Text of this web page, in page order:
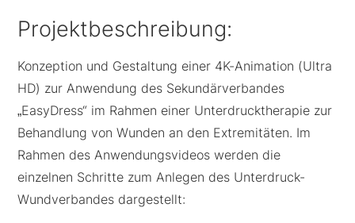
Projektbeschreibung:
Konzeption und Gestaltung einer 4K-Animation (Ultra
HD) zur Anwendung des Sekundärverbandes
„EasyDress“ im Rahmen einer Unterdrucktherapie zur
Behandlung von Wunden an den Extremitäten. Im
Rahmen des Anwendungsvideos werden die
einzelnen Schritte zum Anlegen des Unterdruck-
Wundverbandes dargestellt: